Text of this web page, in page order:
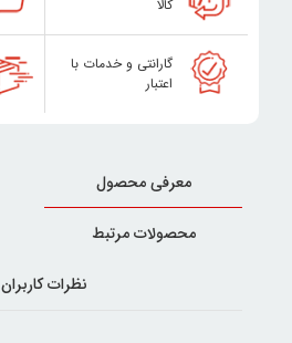
کالا
گارانتی و خدمات با
اعتبار
معرفی محصول
محصولات مرتبط
نظرات کاربران